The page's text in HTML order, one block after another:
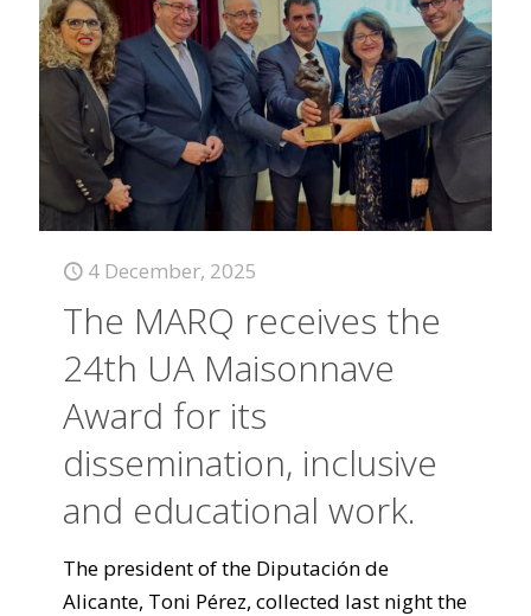
4 December, 2025
The MARQ receives the
24th UA Maisonnave
Award for its
dissemination, inclusive
and educational work.
The president of the Diputación de
Alicante, Toni Pérez, collected last night the